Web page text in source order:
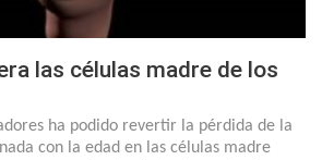
las células madre de los
ha podido revertir la pérdida de la
con la edad en las células madre